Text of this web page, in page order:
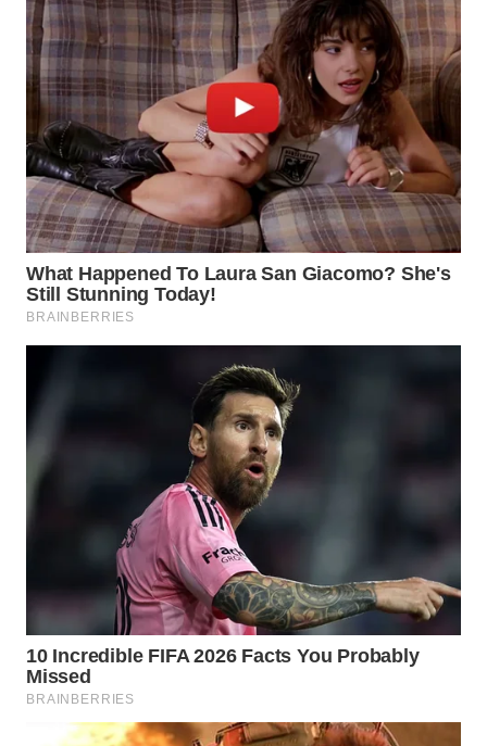
WN
INDRAMAYU
WN
KUNINGAN
WN
MAJALENGKA
WN
SUBANG
WN
SEMARANG
WN
SOLO